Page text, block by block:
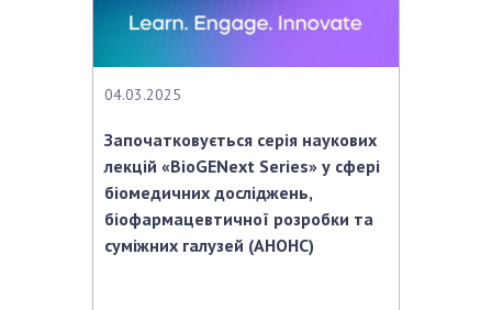
НАУКОВІ ВИДАННЯ
МЕДІА ПРО НАС
АКАДЕМІЯ КОМЕНТУЄ
КОНТАКТИ
04.03.2025
Започатковується серія наукових
лекцій «BioGENext Series» у сфері
біомедичних досліджень,
біофармацевтичної розробки та
суміжних галузей (АНОНС)